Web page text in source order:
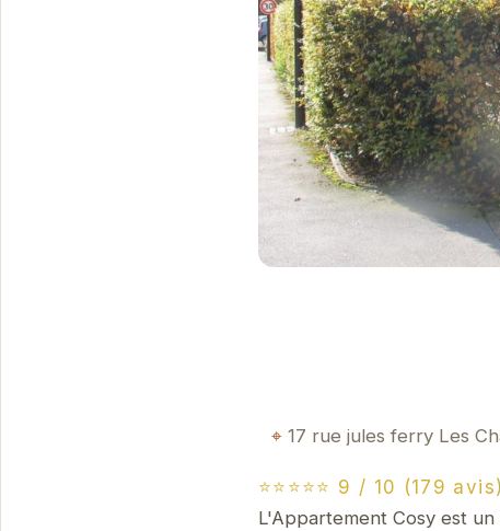
17 rue jules ferry Les
⭐⭐⭐⭐⭐ 9 / 10 (179 avis)
L'Appartement Cosy est